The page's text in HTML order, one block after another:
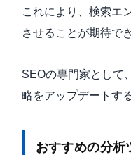
これにより、検索エ
させることが期待で
SEOの専門家として
略をアップデートす
おすすめの分析